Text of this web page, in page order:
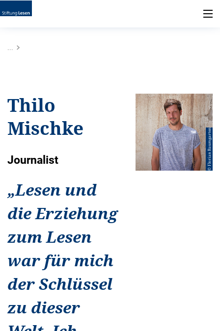
...
Thilo
Mischke
Journalist
„Lesen und
die Erziehung
zum Lesen
war für mich
der Schlüssel
zu dieser
© Florian Baumgarten